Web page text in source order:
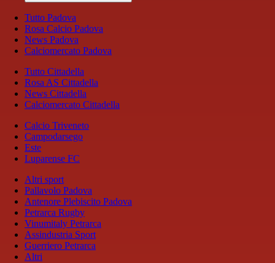
Tutto Padova
Rosa Calcio Padova
News Padova
Calciomercato Padova
Tutto Cittadella
Rosa AS Cittadella
News Cittadella
Calciomercato Cittadella
Calcio Triveneto
Campodarsego
Este
Luparense FC
Altri sport
Pallavolo Padova
Antenore Plebiscito Padova
Petrarca Rugby
Vinumitaly Petrarca
Assindustria Sport
Guerriero Petrarca
Altri